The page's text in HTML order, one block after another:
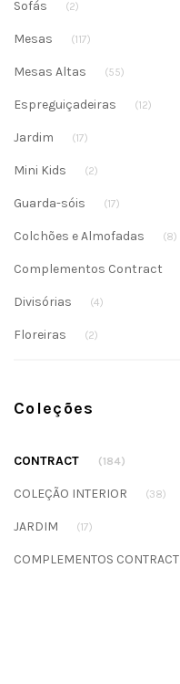
Sofás (2)
Mesas (117)
Mesas Altas (55)
Espreguiçadeiras (12)
Jardim (17)
Mini Kids (2)
Guarda-sóis (17)
Colchões e Almofadas (8)
Complementos Contract
Divisórias (4)
Floreiras (2)
Coleções
CONTRACT (184)
COLEÇÃO INTERIOR (38)
JARDIM (17)
COMPLEMENTOS CONTRACT